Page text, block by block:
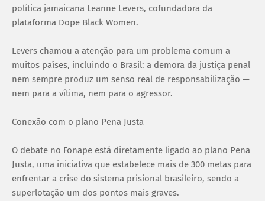
política jamaicana Leanne Levers, cofundadora da
plataforma Dope Black Women.
Levers chamou a atenção para um problema comum a
muitos países, incluindo o Brasil: a demora da justiça penal
nem sempre produz um senso real de responsabilização —
nem para a vítima, nem para o agressor.
Conexão com o plano Pena Justa
O debate no Fonape está diretamente ligado ao plano Pena
Justa, uma iniciativa que estabelece mais de 300 metas para
enfrentar a crise do sistema prisional brasileiro, sendo a
superlotação um dos pontos mais graves.